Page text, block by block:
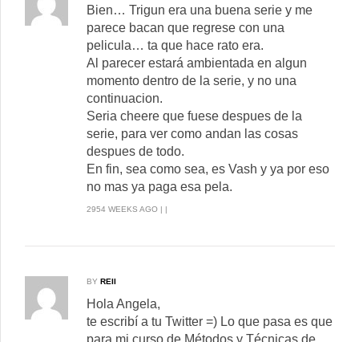
Bien… Trigun era una buena serie y me
parece bacan que regrese con una
pelicula… ta que hace rato era.
Al parecer estará ambientada en algun
momento dentro de la serie, y no una
continuacion.
Seria cheere que fuese despues de la
serie, para ver como andan las cosas
despues de todo.
En fin, sea como sea, es Vash y ya por eso
no mas ya paga esa pela.
2954 WEEKS AGO | |
BY REII
Hola Angela,
te escribí a tu Twitter =) Lo que pasa es que
para mi curso de Métodos y Técnicas de